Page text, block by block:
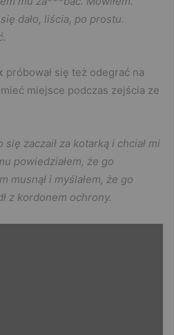
dało, liścia, po prostu.
próbował się też odegrać na
mieć miejsce podczas zejścia ze
się zaczaił za kotarką i chciał mi
powiedziałem, że go
musnął i myślałem, że go
z kordonem ochrony.